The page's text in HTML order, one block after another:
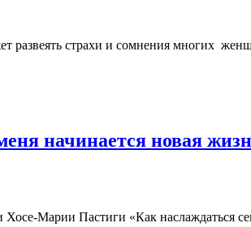
развеять страхи и сомнения многих
начинается новая
Хосе-Марии Пастиги «Как наслаждаться